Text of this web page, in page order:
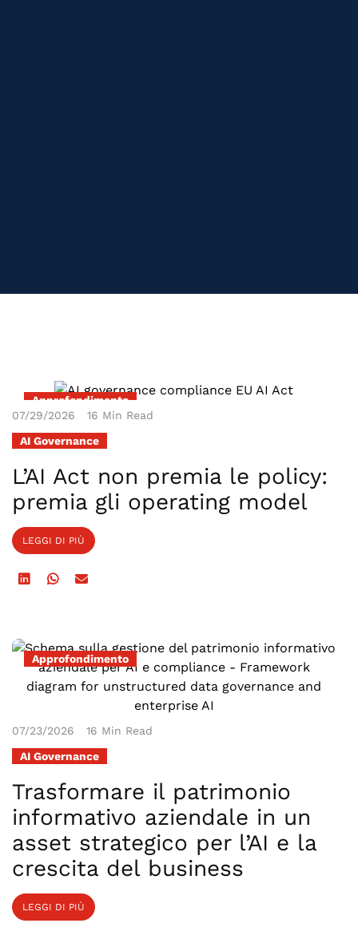
Approfondimento
07/29/2026
16 Min Read
AI Governance
L’AI Act non premia le policy:
premia gli operating model
LEGGI DI PIÙ
Approfondimento
07/23/2026
16 Min Read
AI Governance
Trasformare il patrimonio
informativo aziendale in un
asset strategico per l’AI e la
crescita del business
LEGGI DI PIÙ